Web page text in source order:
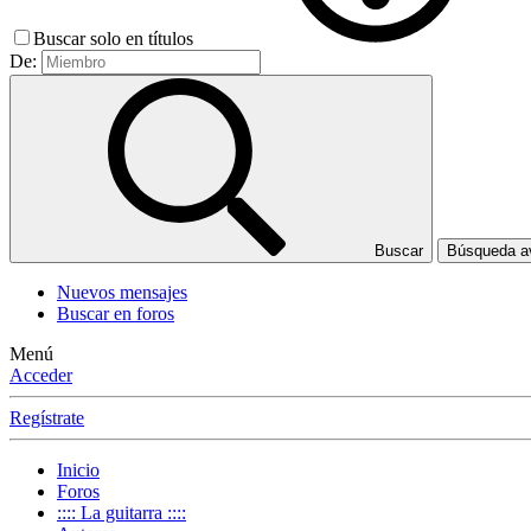
Buscar solo en títulos
De:
Buscar Búsqueda
Nuevos mensajes
Buscar en foros
Menú
Acceder
Regístrate
Inicio
Foros
:::: La guitarra ::::